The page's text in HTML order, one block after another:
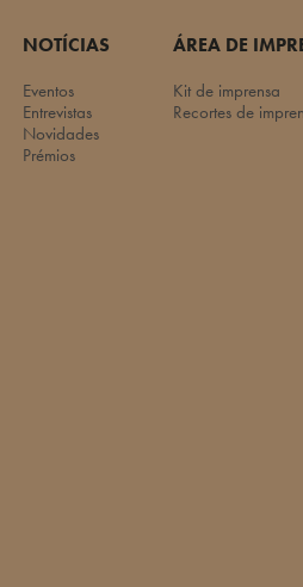
NOTÍCIAS
Eventos
Entrevistas
Novidades
Prémios
ÁREA DE
Kit de imprensa
Recortes de